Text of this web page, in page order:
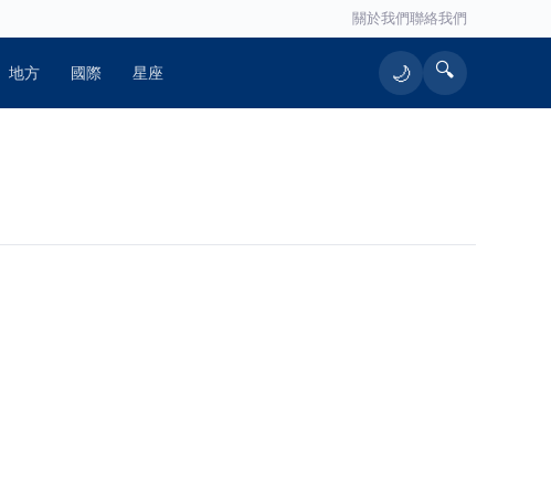
關於我們聯絡我們
地方 國際 星座 🌙 🔍